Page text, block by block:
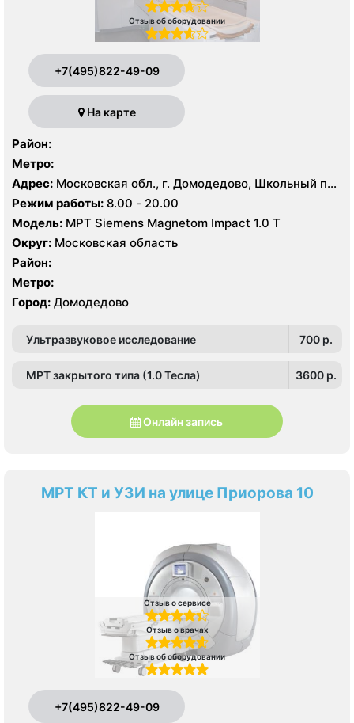
Отзыв об оборудовании
+7(495)822-49-09
На карте
Район:
Метро:
Адрес: Московская обл., г. Домодедово, Школьный пр.,
1
Режим работы:
8.00 - 20.00
Модель: МРТ Siemens Magnetom Impact 1.0 Т
Округ: Московская область
Район:
Метро:
Город: Домодедово
Ультразвуковое исследование 700 p.
МРТ закрытого типа (1.0 Тесла) 3600 p.
Онлайн запись
МРТ КТ и УЗИ на улице Приорова 10
Отзыв о сервисе
Отзыв о врачах
Отзыв об оборудовании
+7(495)822-49-09